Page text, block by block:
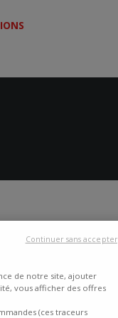
de notre site, ajouter
vous afficher des offres
(ces traceurs
Continuer sans accepter